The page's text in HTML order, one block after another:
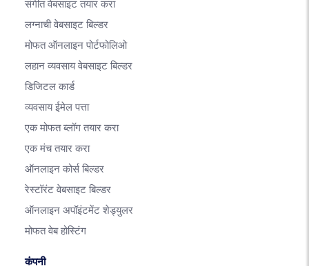
संगीत वेबसाइट तयार करा
लग्नाची वेबसाइट बिल्डर
मोफत ऑनलाइन पोर्टफोलिओ
लहान व्यवसाय वेबसाइट बिल्डर
डिजिटल कार्ड
व्यवसाय ईमेल पत्ता
एक मोफत ब्लॉग तयार करा
एक मंच तयार करा
ऑनलाइन कोर्स बिल्डर
रेस्टॉरंट वेबसाइट बिल्डर
ऑनलाइन अपॉइंटमेंट शेड्युलर
मोफत वेब होस्टिंग
कंपनी